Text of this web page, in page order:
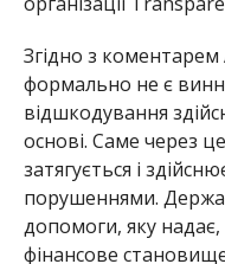
Згідно з
формально не є
відшкодування
основі. Саме через
затягується і
порушеннями.
допомоги, яку
фінансове